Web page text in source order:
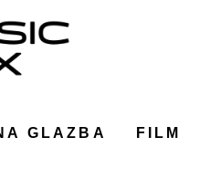
GLAZBA FILM